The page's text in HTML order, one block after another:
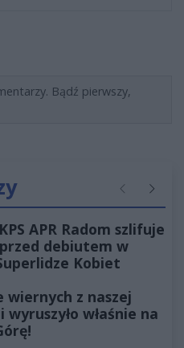
Bądź pierwszy,
Poprzednie
APR Radom szlifuje
debiutem w
Kobiet
wiernych z naszej
wyruszyło właśnie na